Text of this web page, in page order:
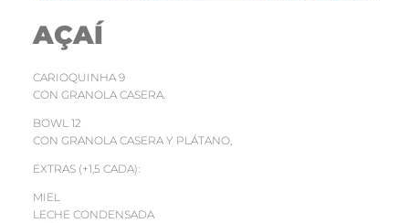
AÇAÍ
CARIOQUINHA 9
CON GRANOLA CASERA.
BOWL 12
CON GRANOLA CASERA Y PLÁTANO,
EXTRAS (+1,5 CADA):
MIEL
LECHE CONDENSADA